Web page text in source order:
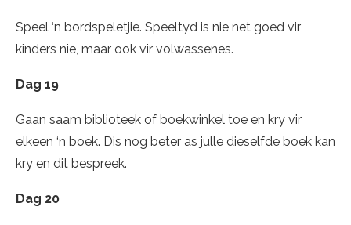
Speel ‘n bordspeletjie. Speeltyd is nie net goed vir
kinders nie, maar ook vir volwassenes.
Dag 19
Gaan saam biblioteek of boekwinkel toe en kry vir
elkeen ‘n boek. Dis nog beter as julle dieselfde boek kan
kry en dit bespreek.
Dag 20